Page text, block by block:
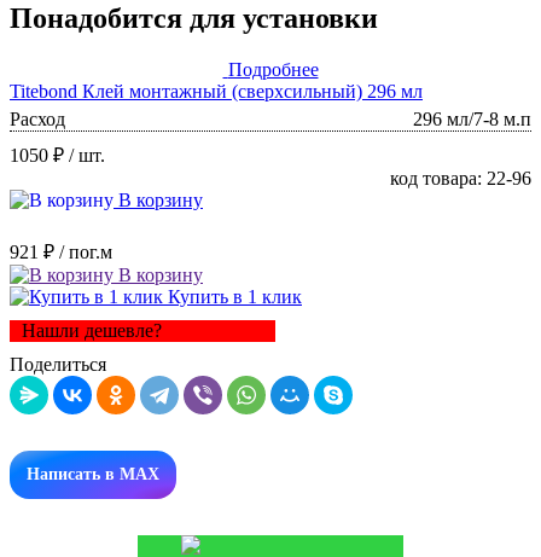
Понадобится для установки
Подробнее
Titebond Клей монтажный (сверхсильный) 296 мл
Расход
296 мл/7-8 м.п
1050 ₽ / шт.
код товара: 22-96
В корзину
921 ₽ / пог.м
В корзину
Купить в 1 клик
Нашли дешевле?
Поделиться
Написать в MAX